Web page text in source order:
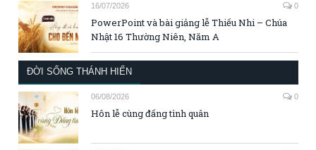
16/07/2026 0
PowerPoint và bài giảng lễ Thiếu Nhi – Chúa
Nhật 16 Thường Niên, Năm A
ĐỜI SỐNG THÁNH HIẾN
06/08/2026 0
Hôn lễ cùng đấng tình quân